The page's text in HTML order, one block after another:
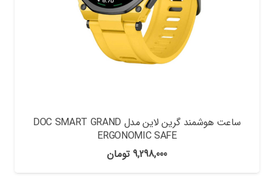
ساعت هوشمند گرین لاین مدل DOC SMART GRAND
ERGONOMIC SAFE
9,298,000 تومان